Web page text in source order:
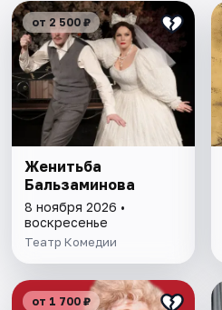
от 2 500 ₽
Женитьба
Бальзаминова
8 ноября 2026 •
воскресенье
Театр Комедии
от 1 700 ₽